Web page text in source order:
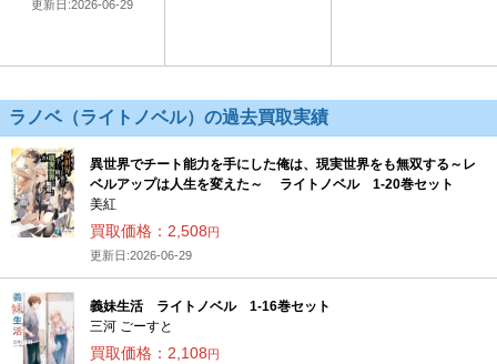
更新日:2026-06-29
ラノベ（ライトノベル）の過去買取実績
異世界でチート能力を手にした俺は、現実世界をも無双する～レ
ベルアップは人生を変えた～ ライトノベル 1-20巻セット
美紅
買取価格：2,508円
更新日:2026-06-29
義妹生活 ライトノベル 1-16巻セット
三河 ごーすと
買取価格：2,108円